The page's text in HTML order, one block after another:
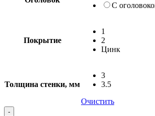
С
Покрытие
1
2
Цинк
Толщина стенки, мм
3
3.5
Очистить
-